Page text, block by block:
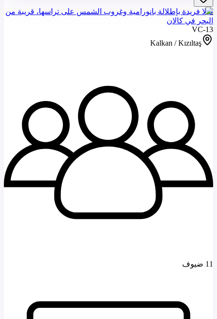
فيلا فريدة بإطلالة بانورامية وغروب الشمس على تراسها، قريبة من
البحر في كالان
VC-13
Kalkan / Kızıltaş
11 ضيوف